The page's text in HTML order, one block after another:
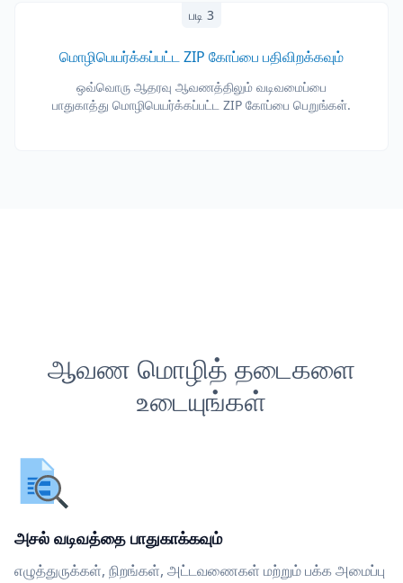
படி 3
மொழிபெயர்க்கப்பட்ட ZIP கோப்பை பதிவிறக்கவும்
ஒவ்வொரு ஆதரவு ஆவணத்திலும் வடிவமைப்பை
பாதுகாத்து மொழிபெயர்க்கப்பட்ட ZIP கோப்பை பெறுங்கள்.
ஆவண மொழித் தடைகளை
உடையுங்கள்
அசல் வடிவத்தை பாதுகாக்கவும்
எழுத்துருக்கள், நிறங்கள், அட்டவணைகள் மற்றும் பக்க அமைப்பு